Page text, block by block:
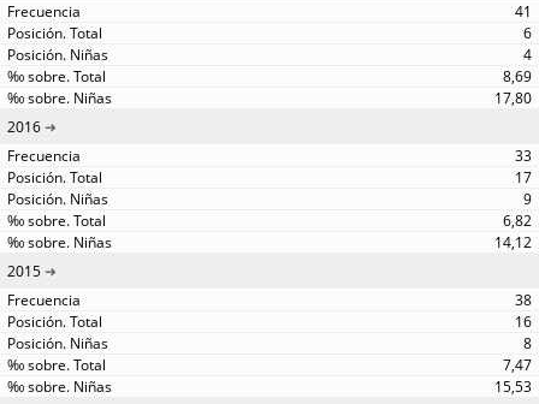
41
6
4
8,69
17,80
2016
33
17
9
6,82
14,12
2015
38
16
8
7,47
15,53